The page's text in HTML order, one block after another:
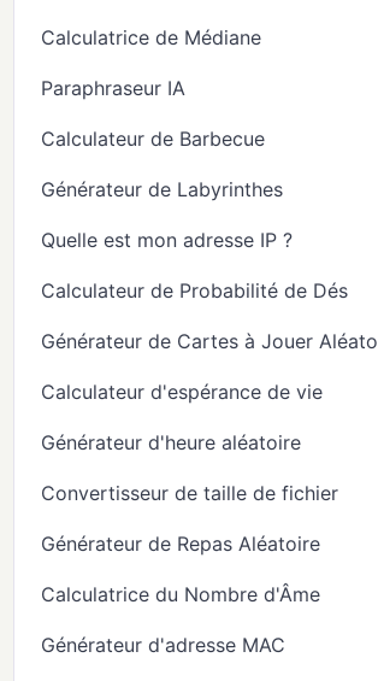
Calculatrice de Médiane
Paraphraseur IA
Calculateur de Barbecue
Générateur de Labyrinthes
Quelle est mon adresse IP ?
Calculateur de Probabilité de Dés
Générateur de Cartes à Jouer
Calculateur d'espérance de vie
Générateur d'heure aléatoire
Convertisseur de taille de fichier
Générateur de Repas Aléatoire
Calculatrice du Nombre d'Âme
Générateur d'adresse MAC